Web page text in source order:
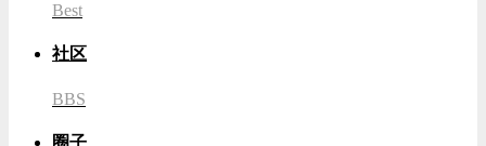
Best
社区
BBS
圈子